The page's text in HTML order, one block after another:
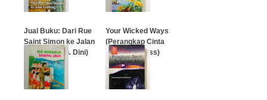
Jual Buku: Dari Rue
Saint Simon ke Jalan
Lembang (Nh. Dini)
…
Your Wicked Ways
(Perangkap Cinta
Sang Countess)
…